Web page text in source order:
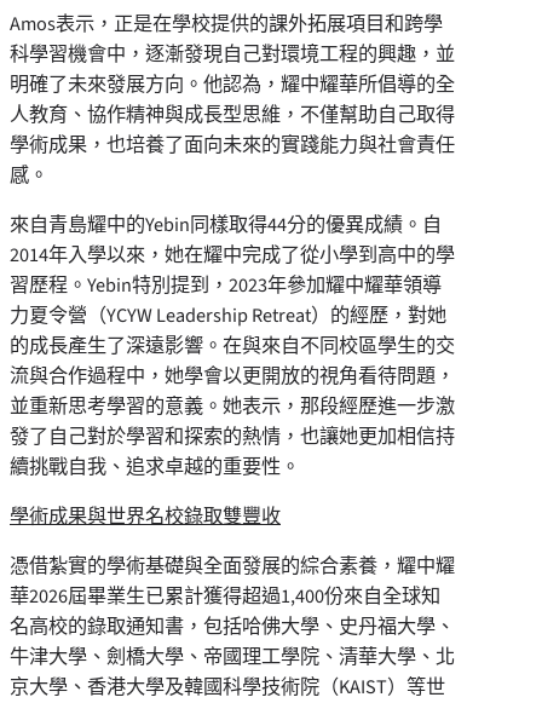
Amos表示，正是在學校提供的課外拓展項目和跨學
科學習機會中，逐漸發現自己對環境工程的興趣，並
明確了未來發展方向。他認為，耀中耀華所倡導的全
人教育、協作精神與成長型思維，不僅幫助自己取得
學術成果，也培養了面向未來的實踐能力與社會責任
感。
來自青島耀中的Yebin同樣取得44分的優異成績。自
2014年入學以來，她在耀中完成了從小學到高中的學
習歷程。Yebin特別提到，2023年參加耀中耀華領導
力夏令營（YCYW Leadership Retreat）的經歷，對她
的成長產生了深遠影響。在與來自不同校區學生的交
流與合作過程中，她學會以更開放的視角看待問題，
並重新思考學習的意義。她表示，那段經歷進一步激
發了自己對於學習和探索的熱情，也讓她更加相信持
續挑戰自我、追求卓越的重要性。
學術成果與世界名校錄取雙豐收
憑借紮實的學術基礎與全面發展的綜合素養，耀中耀
華2026屆畢業生已累計獲得超過1,400份來自全球知
名高校的錄取通知書，包括哈佛大學、史丹福大學、
牛津大學、劍橋大學、帝國理工學院、清華大學、北
京大學、香港大學及韓國科學技術院（KAIST）等世